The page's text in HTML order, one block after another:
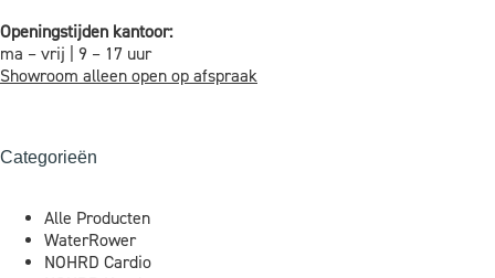
Openingstijden kantoor:
ma – vrij | 9 – 17 uur
Showroom alleen open op afspraak
Categorieën
Alle Producten
WaterRower
NOHRD Cardio